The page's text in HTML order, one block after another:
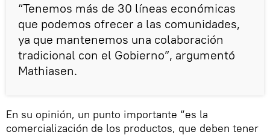
“Tenemos más de 30 líneas económicas
que podemos ofrecer a las comunidades,
ya que mantenemos una colaboración
tradicional con el Gobierno”, argumentó
Mathiasen.
En su opinión, un punto importante “es la
comercialización de los productos, que deben tener